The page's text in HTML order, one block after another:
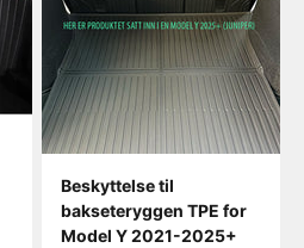
Beskyttelse til
bakseteryggen TPE for
Model Y 2021-2025+